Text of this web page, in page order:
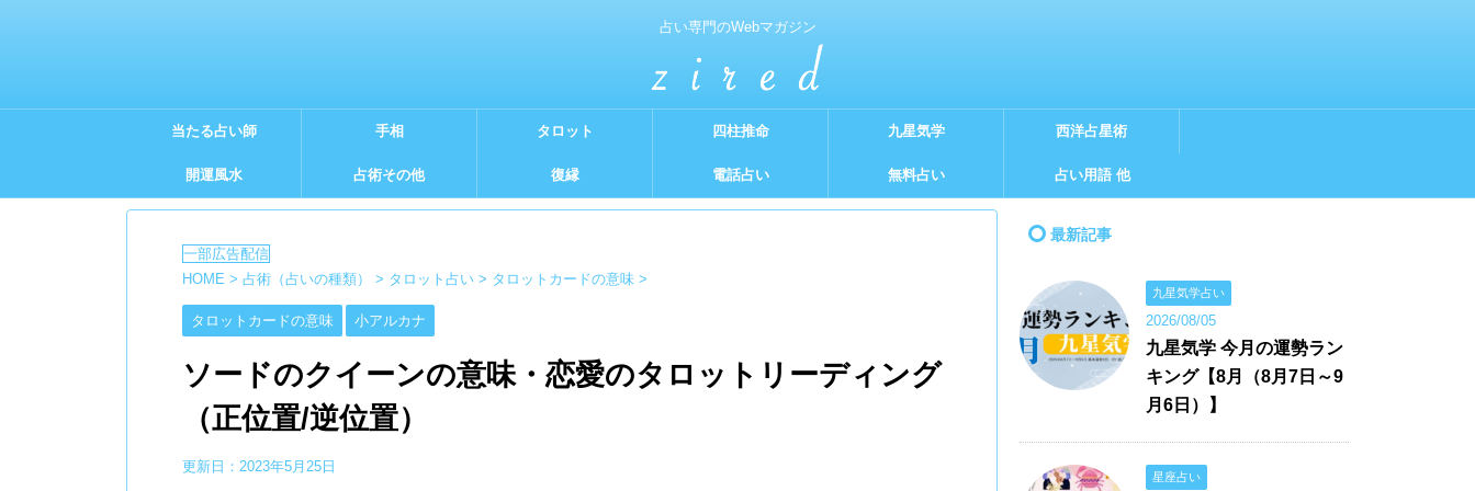
占い専門のWebマガジン
当たる占い師 手相 タロット 四柱推命 九星気学 西洋占星術
開運風水 占術その他 復縁 電話占い 無料占い 占い用語 他
HOME > 占術（占いの種類） > タロット占い > タロットカードの意味 >
タロットカードの意味 小アルカナ
ソードのクイーンの意味・恋愛のタロットリーディング
（正位置/逆位置）
更新日： 2023年5月25日
最新記事
九星気学占い
2026/08/05
九星気学 今月の運勢ラン
キング【8月（8月7日～9
月6日）】
星座占い